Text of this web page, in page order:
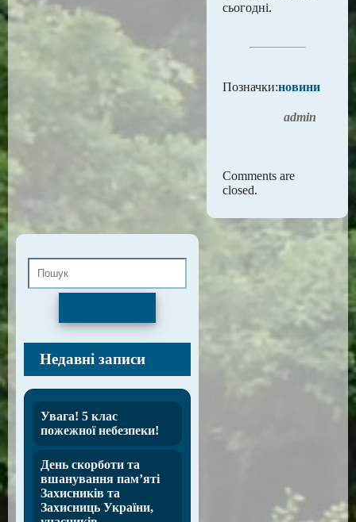
сьогодні.
Позначки:новини
admin
Comments are
closed.
Недавні записи
Увага! 5 клас
пожежної небезпеки!
День скорботи та
вшанування пам’яті
Захисників та
Захисниць України,